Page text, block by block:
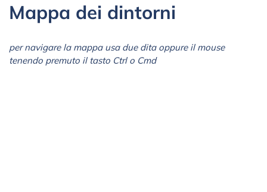
Mappa dei dintorni
per navigare la mappa usa due dita oppure il mouse
tenendo premuto il tasto Ctrl o Cmd